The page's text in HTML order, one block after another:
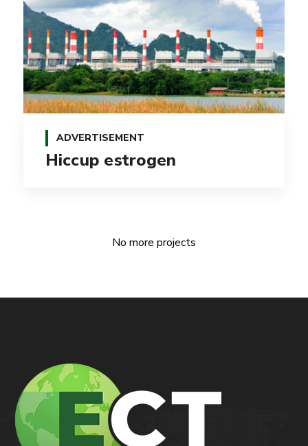
ADVERTISEMENT
Hiccup estrogen
No more projects